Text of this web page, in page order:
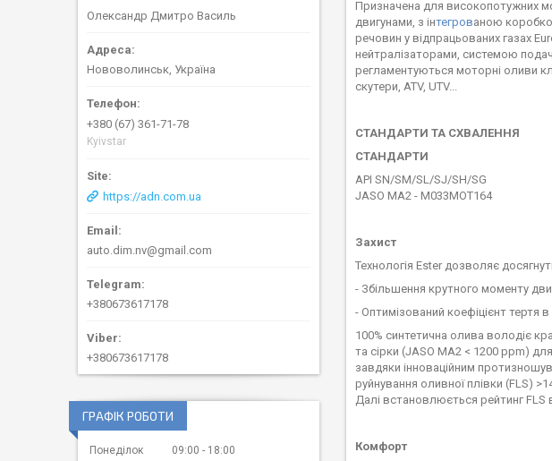
Призначена для високопотужних
двигунами, з інтегрованою
речовин у відпрацьованих газах
нейтралізаторами, системою
регламентуються моторні оливи
скутери, ATV, UTV...
СТАНДАРТИ ТА СХВАЛЕННЯ
СТАНДАРТИ
API SN/SM/SL/SJ/SH/SG
JASO MA2 - M033MOT164
Захист
Технологія Ester дозволяє
- Збільшення крутного моменту
- Оптимізований коефіцієнт тертя
100% синтетична олива володіє
та сірки (JASO MA2 < 1200 ppm)
завдяки інноваційним
руйнування оливної плівки (FLS)
Далі встановлюється рейтинг FLS
Комфорт
Олександр Дмитро Василь
Нововолинськ, Україна
+380 (67) 361-71-78
Kyivstar
https://adn.com.ua
auto.dim.nv@gmail.com
+380673617178
+380673617178
ГРАФІК РОБОТИ
Понеділок 09:00
18:00